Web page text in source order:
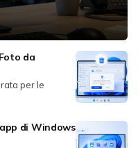
da
per le
di Windows